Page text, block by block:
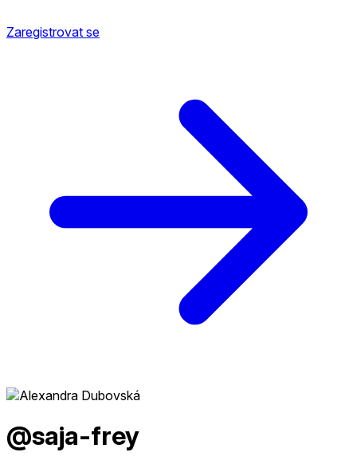
Zaregistrovat se
@saja-frey